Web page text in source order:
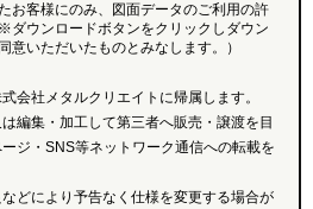
お客様にのみ、図面データのご利用の許
ダウンロードボタンをクリックしダウン
意いただいたものとみなします。）
会社メタルクリエイトに帰属します。
編集・加工して第三者へ販売・譲渡を目
ジ・SNS等ネットワーク通信への転載を
どにより予告なく仕様を変更する場合が